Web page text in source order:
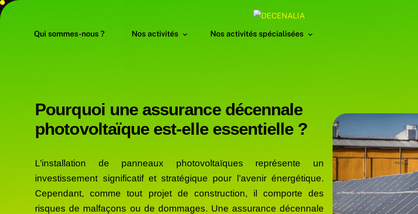
Qui sommes-nous ? Nos activités
Nomenclature des professions intellectuelles du bâtiment
Nos activités spécialisées
Électrique
Isolation
Pourquoi une assurance décennale
photovoltaïque est-elle essentielle ?
L’installation de panneaux photovoltaïques représente un
investissement significatif et stratégique pour l’avenir énergétique.
Cependant, comme tout projet de construction, il comporte des
risques de malfaçons ou de dommages. Une assurance décennale